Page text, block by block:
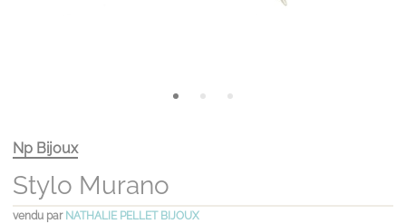
Np Bijoux
Stylo Murano
vendu par NATHALIE PELLET BIJOUX